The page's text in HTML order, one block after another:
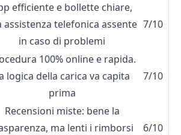
efficiente e bollette chiare,
assistenza telefonica assente
in caso di problemi
7/10
100% online e rapida.
logica della carica va capita
prima
7/10
Recensioni miste: bene la
ma lenti i rimborsi
6/10